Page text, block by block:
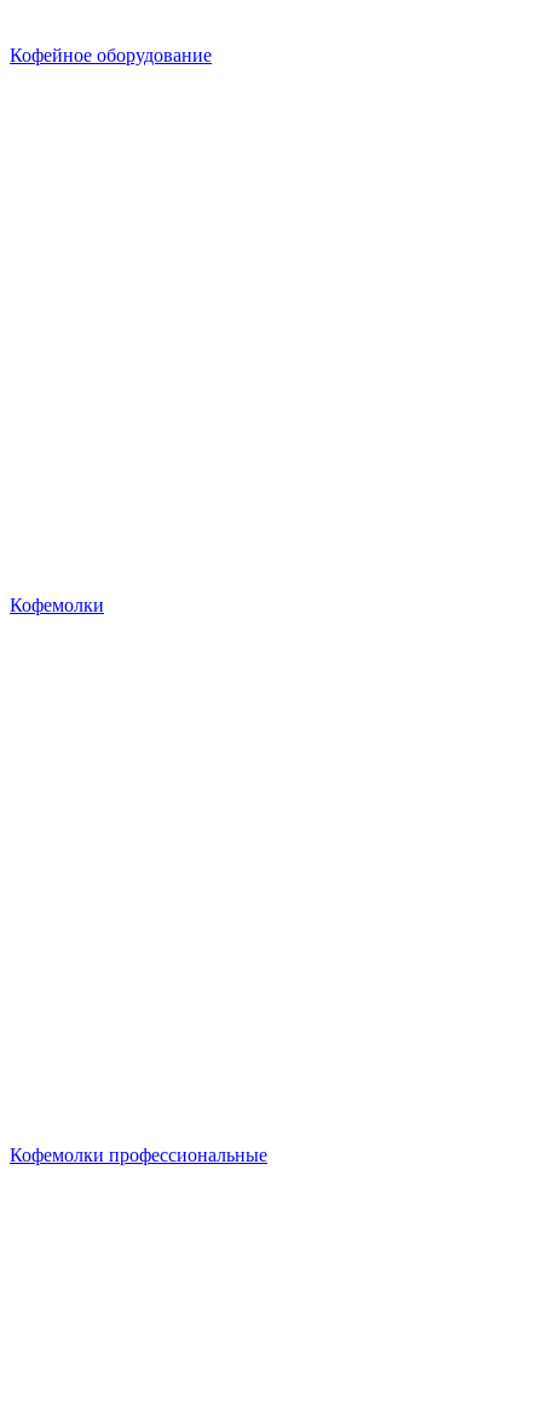
Кофейное оборудование
Кофемолки
Кофемолки профессиональные